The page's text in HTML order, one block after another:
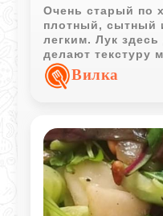
Очень старый по
плотный, сытный
легким. Лук здесь
делают текстуру
превращает
намазку для
Вилка